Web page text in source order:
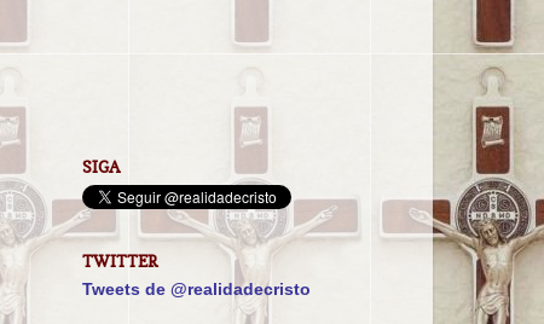
SIGA
TWITTER
Tweets de @realidadecristo